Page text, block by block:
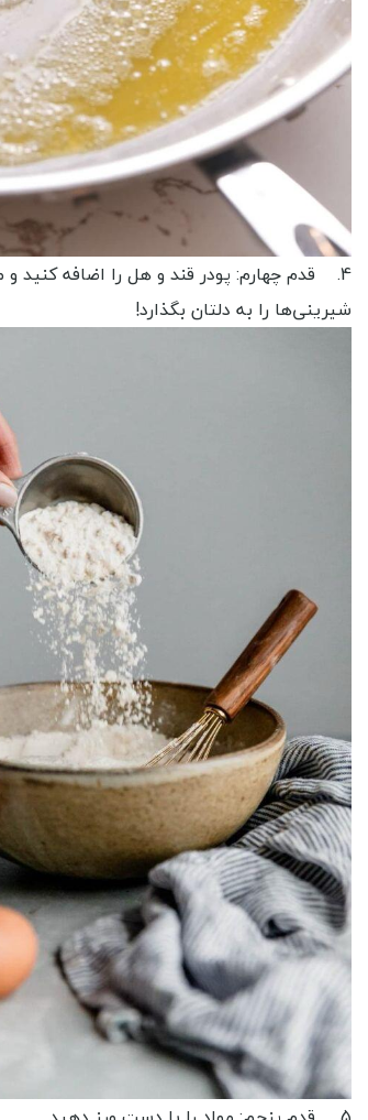
4. قدم چهارم: پودر قند و هل را اضافه کنید
شیرینی‌ها را به دلتان بگذارد!